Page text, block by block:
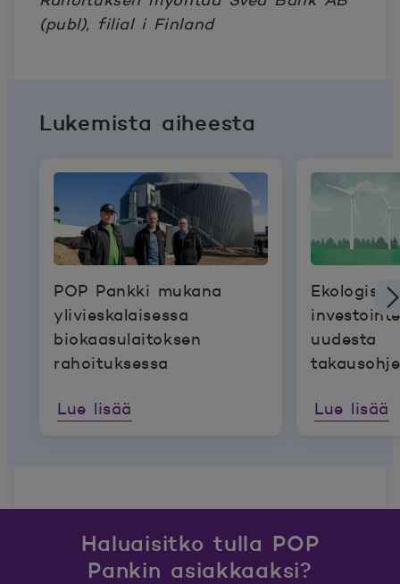
(publ), filial i Finland
Lukemista aiheesta
POP Pankki mukana
ylivieskalaisessa
biokaasulaitoksen
rahoituksessa
Lue lisää
Ekologisiin
uudesta
Lue lisää
Haluaisitko tulla POP
Pankin asiakkaaksi?